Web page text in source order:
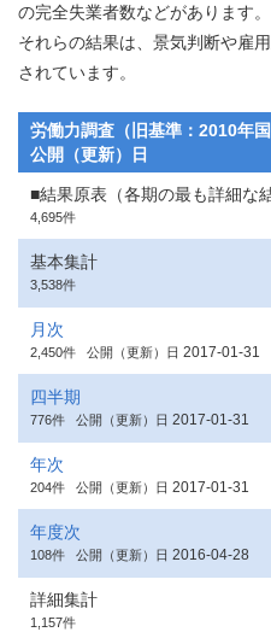
の完全失業者数などがあります。
それらの結果は、景気判断や雇
されています。
労働力調査（旧基準：2010年
公開（更新）日
■結果原表（各期の最も詳細な
4,695件
基本集計
3,538件
月次
2,450件 公開（更新）日 2017-01-31
四半期
776件 公開（更新）日 2017-01-31
年次
204件 公開（更新）日 2017-01-31
年度次
108件 公開（更新）日 2016-04-28
詳細集計
1,157件